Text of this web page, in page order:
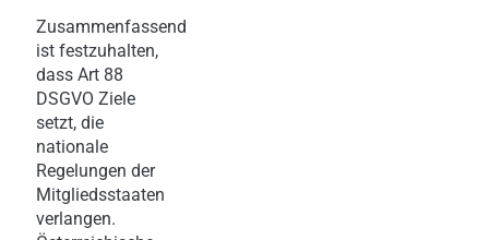
Zusammenfassend
ist festzuhalten,
dass Art 88
DSGVO Ziele
setzt, die
nationale
Regelungen der
Mitgliedsstaaten
verlangen.